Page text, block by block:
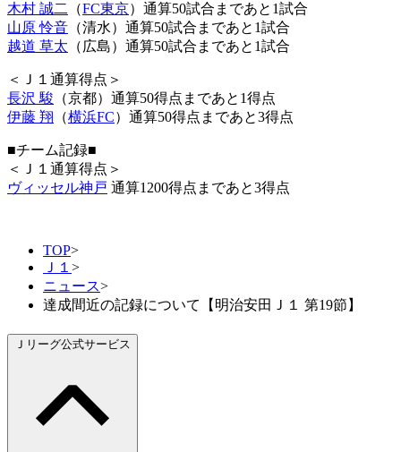
木村 誠二
（FC東京）通算50試合まであと1試合
山原 怜音 （清水）通算50試合まであと1試合
越道 草太 （広島）通算50試合まであと1試合
＜Ｊ１通算得点＞
長沢 駿 （京都）通算50得点まであと1得点
伊藤 翔 （横浜FC）通算50得点まであと3得点
■チーム記録■
＜Ｊ１通算得点＞
ヴィッセル神戸 通算1200得点まであと3得点
TOP>
Ｊ１ >
ニュース>
達成間近の記録について【明治安田Ｊ１ 第19節】
Ｊリーグ公式サービス